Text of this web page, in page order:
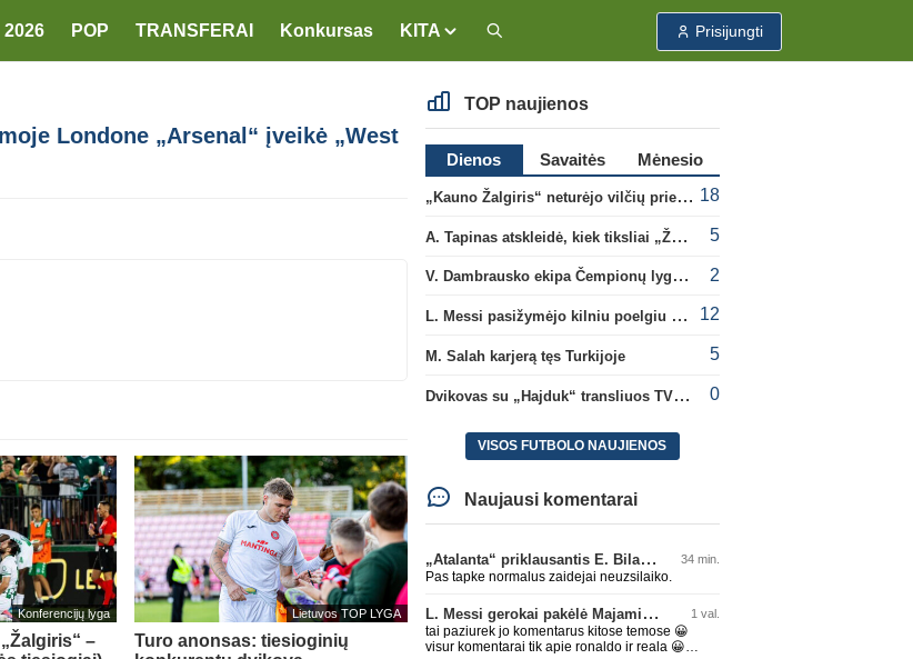
2026 POP TRANSFERAI Konkursas KITA Prisijungti
Londone „Arsenal“ įveikė „West
Konferencijų lyga
–
Lietuvos TOP LYGA
Turo anonsas: tiesioginių
TOP naujienos
Dienos Savaitės
Mėnesio
„Kauno Žalgiris“ neturėjo vilčių prieš „Dinamo“ 18
A. Tapinas atskleidė, kiek tiksliai „Žalgiris“ jau uždirbo iš UEFA premijų 5
V. Dambrausko ekipa Čempionų lygos atrankoje patyrė skaudžią nesėkmę 2
L. Messi pasižymėjo kilniu poelgiu dėl kilusių gaisrų Madride 12
M. Salah karjerą tęs Turkijoje 5
Dvikovas su „Hajduk“ transliuos TV3, paskutinėje transliacijoje – nauji rekordai 0
VISOS FUTBOLO NAUJIENOS
Naujausi komentarai
„Atalanta“ priklausantis E. Bilal Toure karjerą tęs „Parma“ gretose 34 min.
Pas tapke normalus zaidejai neuzsilaiko.
L. Messi gerokai pakėlė Majamio „Inter“ komandos vertę 1 val.
tai paziurek jo komentarus kitose temose 😀
visur komentarai tik apie ronaldo ir reala 😀